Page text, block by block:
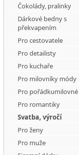
Čokolády, pralinky
Dárkové bedny s
překvapením
Pro cestovatele
Pro detailisty
Pro kuchaře
Pro milovníky módy
Pro pořádkumilovné
Pro romantiky
Svatba, výročí
Pro ženy
Pro muže